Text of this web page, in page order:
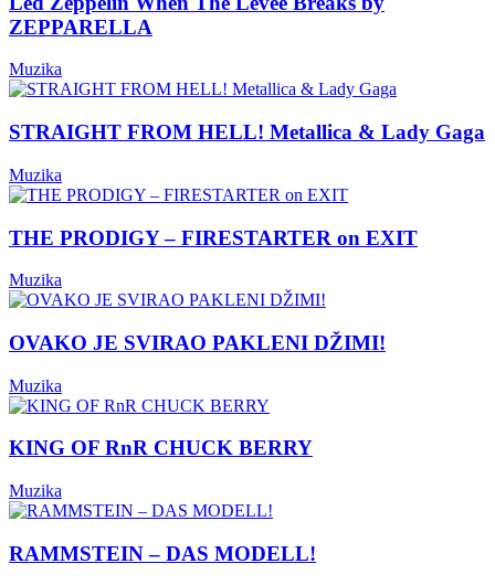
ZEPPARELLA
Muzika
STRAIGHT FROM HELL! Metallica & Lady Gaga
Muzika
THE PRODIGY – FIRESTARTER on EXIT
Muzika
OVAKO JE SVIRAO PAKLENI DŽIMI!
Muzika
KING OF RnR CHUCK BERRY
Muzika
RAMMSTEIN – DAS MODELL!